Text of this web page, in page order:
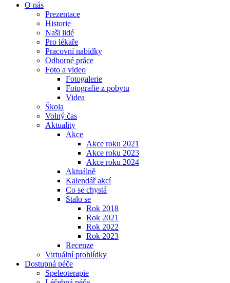
O nás
Prezentace
Historie
Naši lidé
Pro lékaře
Pracovní nabídky
Odborné práce
Foto a video
Fotogalerie
Fotografie z pobytu
Videa
Škola
Volný čas
Aktuality
Akce
Akce roku 2021
Akce roku 2023
Akce roku 2024
Aktuálně
Kalendář akcí
Co se chystá
Stalo se
Rok 2018
Rok 2021
Rok 2022
Rok 2023
Recenze
Virtuální prohlídky
Dostupná péče
Speleoterapie